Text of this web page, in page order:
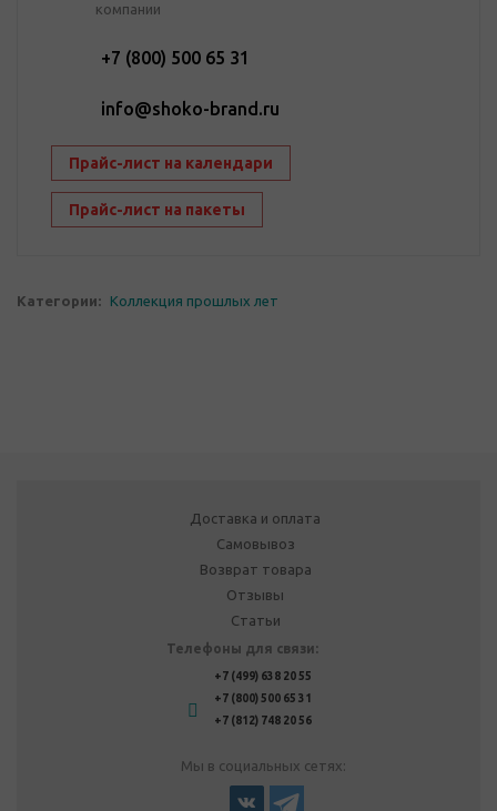
компании
+7 (800) 500 65 31
info@shoko-brand.ru
Прайс-лист на календари
Прайс-лист на пакеты
Категории: Коллекция прошлых лет
Доставка и оплата
Самовывоз
Возврат товара
Отзывы
Статьи
Телефоны для связи:
+7 (499) 638 20 55
+7 (800) 500 65 31
+7 (812) 748 20 56
Мы в социальных сетях: